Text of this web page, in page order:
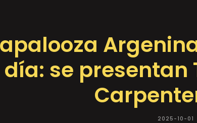
día: se presentan
2025-10-01